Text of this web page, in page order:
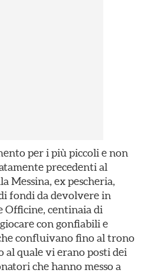
per i più piccoli e non
precedenti al
Messina, ex pescheria,
fondi da devolvere in
Officine, centinaia di
con gonfiabili e
confluivano fino al trono
al quale vi erano posti dei
che hanno messo a